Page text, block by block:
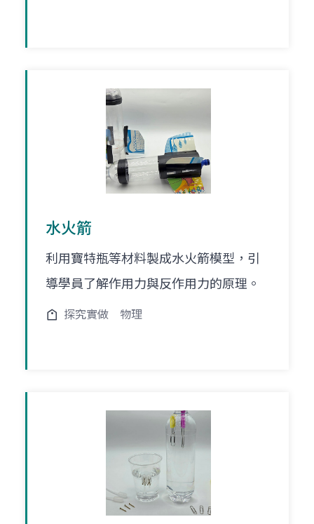
水火箭
利用寶特瓶等材料製成水火箭模型，引
導學員了解作用力與反作用力的原理。
探究實做 物理